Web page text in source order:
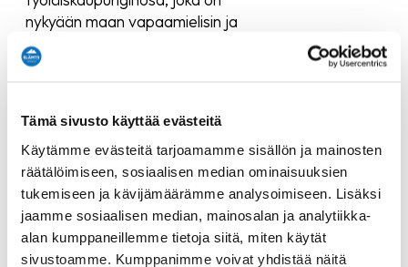
Tämä sivusto käyttää evästeitä
Käytämme evästeitä tarjoamamme sisällön ja mainosten
räätälöimiseen, sosiaalisen median ominaisuuksien
tukemiseen ja kävijämäärämme analysoimiseen. Lisäksi
jaamme sosiaalisen median, mainosalan ja analytiikka-
alan kumppaneillemme tietoja siitä, miten käytät
sivustoamme. Kumppanimme voivat yhdistää näitä
nykyään maan vapaamielisin ja
luovin alue. Kapeilla kaduilla
kohtaat pieniä putiikkeja, kahviloita,
kiinnostavia tarinoita Kallion
historiasta, arkkitehtuurista ja
värikkäistä persoonista.
Tiesitkö muuten, että Siltasaaressa
on ollut sirkus tai että Lenin yöpyi
Hakaniemessä?